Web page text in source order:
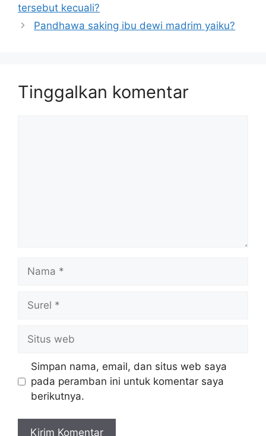
tersebut kecuali?
Pandhawa saking ibu dewi madrim yaiku?
Tinggalkan komentar
web
Simpan nama, email, dan situs web saya
pada peramban ini untuk komentar saya
berikutnya.